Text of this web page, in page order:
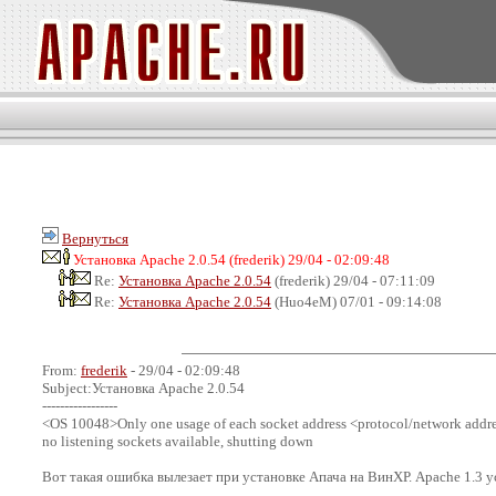
Вернуться
Установка Apache 2.0.54 (frederik) 29/04 - 02:09:48
Re: Установка Apache 2.0.54 (frederik) 29/04 - 07:11:09
Re: Установка Apache 2.0.54 (Huo4eM) 07/01 - 09:14:08
From: frederik - 29/04 - 02:09:48
Subject:Установка Apache 2.0.54
-----------------
<OS 10048>Only one usage of each socket address <protocol/network
no listening sockets available, shutting down
Вот такая ошибка вылезает при установке Апача на ВинХР. Apache